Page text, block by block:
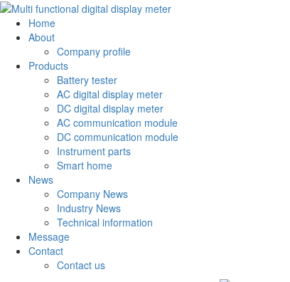
Home
About
Company profile
Products
Battery tester
AC digital display meter
DC digital display meter
AC communication module
DC communication module
Instrument parts
Smart home
News
Company News
Industry News
Technical information
Message
Contact
Contact us